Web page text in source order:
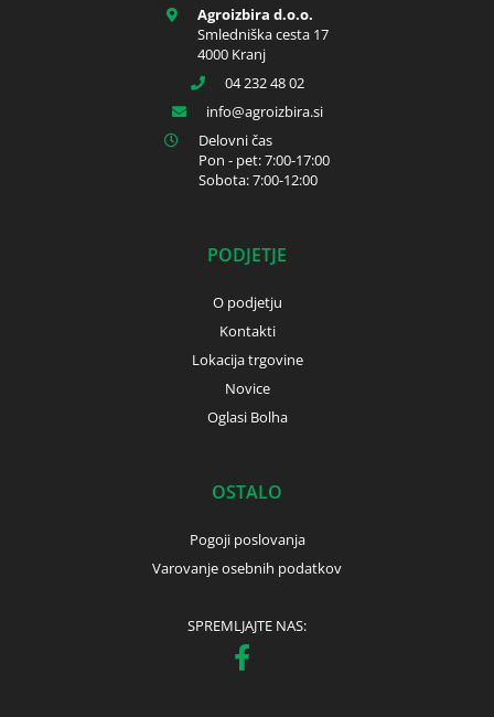
Agroizbira d.o.o.
Smledniška cesta 17
4000 Kranj
04 232 48 02
info
agroizbira.si
Delovni čas
Pon - pet: 7:00-17:00
Sobota: 7:00-12:00
PODJETJE
O podjetju
Kontakti
Lokacija trgovine
Novice
Oglasi Bolha
OSTALO
Pogoji poslovanja
Varovanje osebnih podatkov
SPREMLJAJTE NAS: